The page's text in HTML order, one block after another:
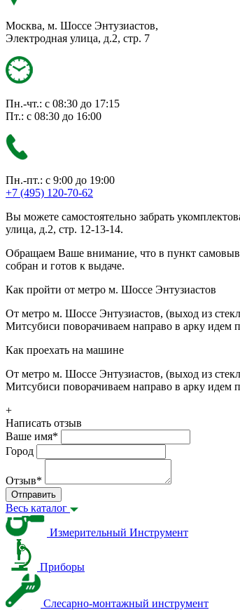
Москва, м. Шоссе Энтузиастов,
Электродная улица, д.2, стр. 7
Пн.-чт.: с 08:30 до 17:15
Пт.: с 08:30 до 16:00
Пн.-пт.: с 9:00 до 19:00
+7 (495) 120-70-62
Вы можете самостоятельно забрать
улица, д.2, стр. 12-13-14.
Обращаем Ваше внимание, что в пункт
собран и готов к выдаче.
Как пройти от метро м. Шоссе Энтузиастов
От метро м. Шоссе Энтузиастов, (выход из
Митсубиси поворачиваем направо в арку идем
Как проехать на машине
От метро м. Шоссе Энтузиастов, (выход из
Митсубиси поворачиваем направо в арку идем
+
Написать отзыв
Ваше имя*
Город
Отзыв*
Отправить
Весь каталог
Измерительный Инструмент
Приборы
Слесарно-монтажный инструмент